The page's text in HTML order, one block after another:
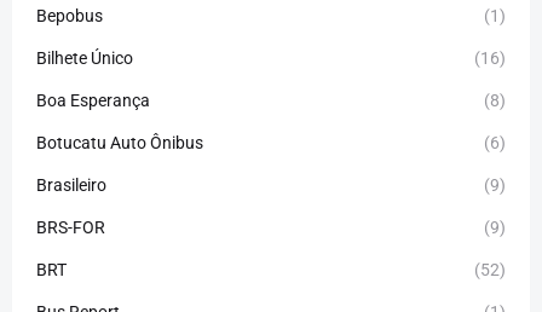
Bepobus (1)
Bilhete Único (16)
Boa Esperança (8)
Botucatu Auto Ônibus (6)
Brasileiro (9)
BRS-FOR (9)
BRT (52)